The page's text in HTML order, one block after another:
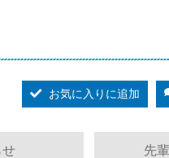
お気に入りに追加
せ 先